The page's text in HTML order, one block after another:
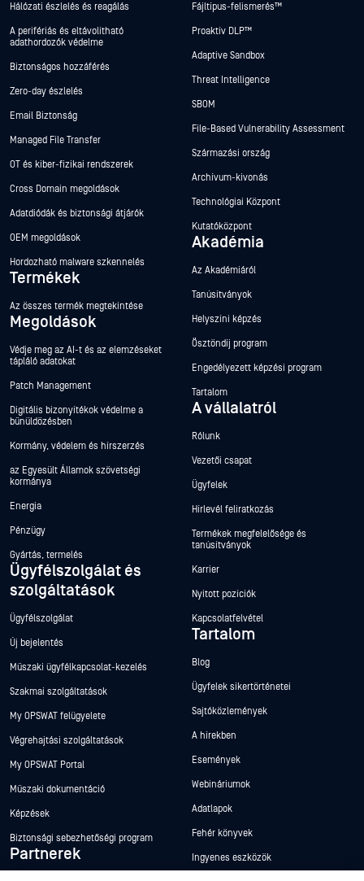
Hálózati észlelés és reagálás
A perifériás és eltávolítható
adathordozók védelme
Biztonságos hozzáférés
Zero-day észlelés
Email Biztonság
Managed File Transfer
OT és kiber-fizikai rendszerek
Cross Domain megoldások
Adatdiódák és biztonsági átjárók
OEM megoldások
Hordozható malware szkennelés
Termékek
Az összes termék megtekintése
Megoldások
Védje meg az AI-t és az elemzéseket
tápláló adatokat
Patch Management
Digitális bizonyítékok védelme a
bűnüldözésben
Kormány, védelem és hírszerzés
az Egyesült Államok szövetségi
kormánya
Energia
Pénzügy
Gyártás, termelés
Ügyfélszolgálat és
szolgáltatások
Ügyfélszolgálat
Új bejelentés
Műszaki ügyfélkapcsolat-kezelés
Szakmai szolgáltatások
My OPSWAT felügyelete
Végrehajtási szolgáltatások
My OPSWAT Portal
Műszaki dokumentáció
Képzések
Biztonsági sebezhetőségi program
Partnerek
Fájltípus-felismerés™
Proaktív DLP™
Adaptive Sandbox
Threat Intelligence
SBOM
File-Based Vulnerability Assessment
Származási ország
Archívum-kivonás
Technológiai Központ
Kutatóközpont
Akadémia
Az Akadémiáról
Tanúsítványok
Helyszíni képzés
Ösztöndíj program
Engedélyezett képzési program
Tartalom
A vállalatról
Rólunk
Vezetői csapat
Ügyfelek
Hírlevél feliratkozás
Termékek megfelelősége és
tanúsítványok
Karrier
Nyitott pozíciók
Kapcsolatfelvétel
Tartalom
Blog
Ügyfelek sikertörténetei
Sajtóközlemények
A hírekben
Események
Webináriumok
Adatlapok
Fehér könyvek
Ingyenes eszközök